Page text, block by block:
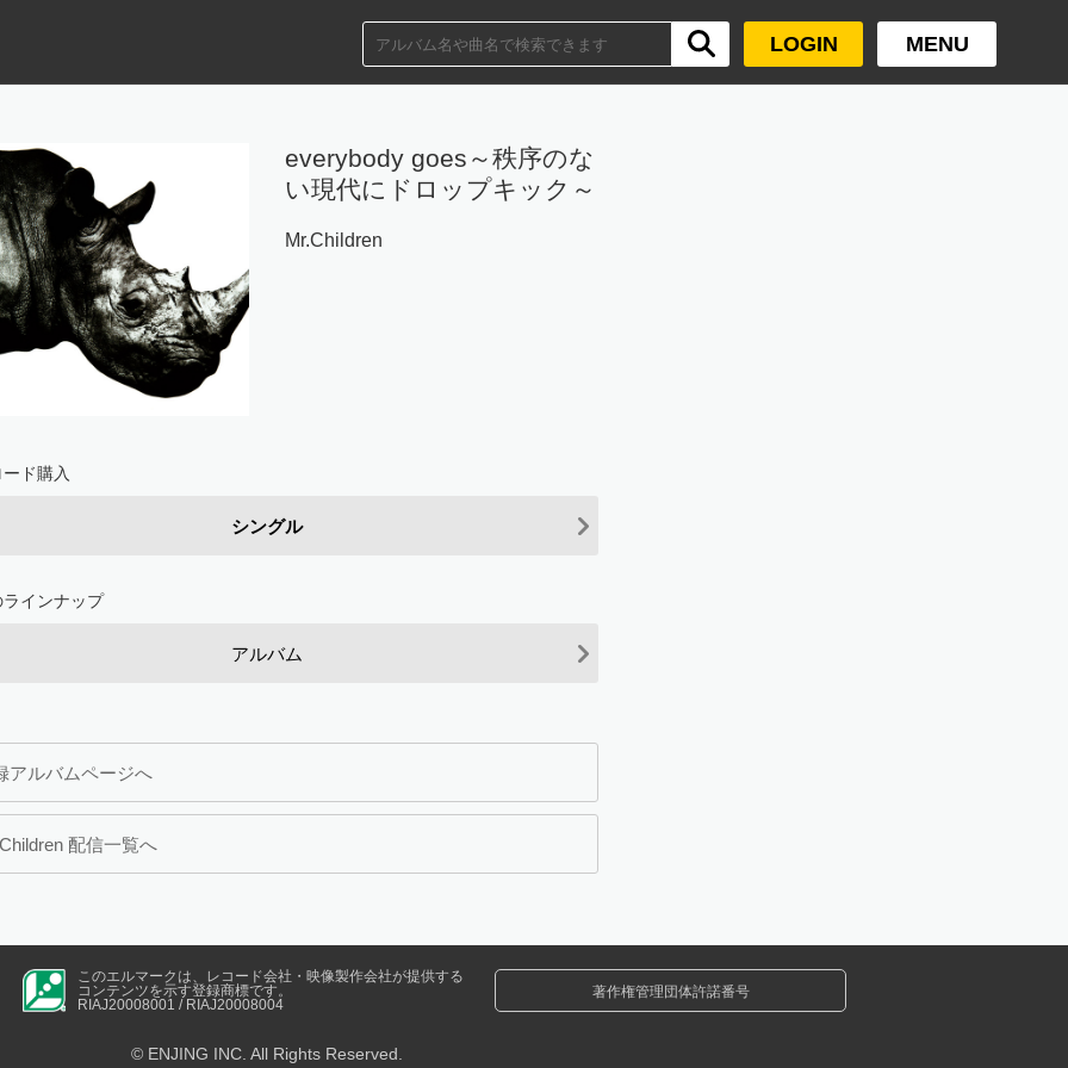
LOGIN MENU
everybody goes～秩序のな
い現代にドロップキック～
Mr.Children
ド購入
シングル
インナップ
アルバム
アルバムページへ
配信一覧へ
このエルマークは、レコード会社・映像製作会社が提供する
コンテンツを示す登録商標です。
RIAJ20008001 / RIAJ20008004
著作権管理団体許諾番号
© ENJING INC. All Rights Reserved.